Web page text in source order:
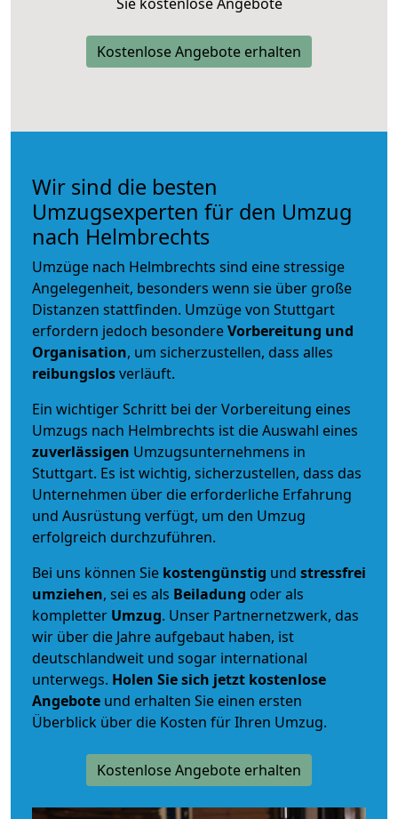
Kostenlose Angebote erhalten
Wir sind die besten
Umzugsexperten für den Umzug
nach Helmbrechts
Umzüge nach Helmbrechts sind eine stressige
Angelegenheit, besonders wenn sie über große
Distanzen stattfinden. Umzüge von Stuttgart
erfordern jedoch besondereVorbereitung und
Organisation, um sicherzustellen, dass alles
reibungslosverläuft.
Ein wichtiger Schritt bei der Vorbereitung eines
Umzugs nach Helmbrechts ist die Auswahl eines
zuverlässigen Umzugsunternehmens in
Stuttgart. Es ist wichtig, sicherzustellen, dass das
Unternehmen über die erforderliche Erfahrung
und Ausrüstung verfügt, um den Umzug
erfolgreich durchzuführen.
Bei uns können Sie kostengünstig und stressfrei
umziehen, sei es als Beiladung oder als
kompletter Umzug. Unser Partnernetzwerk, das
wir über die Jahre aufgebaut haben, ist
deutschlandweit und sogar international
unterwegs. Holen Sie sich jetzt kostenlose
Angebote und erhalten Sie einen ersten
Überblick über die Kosten für Ihren Umzug.
Kostenlose Angebote erhalten